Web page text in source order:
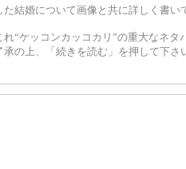
結婚について画像と共に詳しく書い
ッコンカッコカリ”の重大なネタ
の上、「続きを読む」を押して下さ